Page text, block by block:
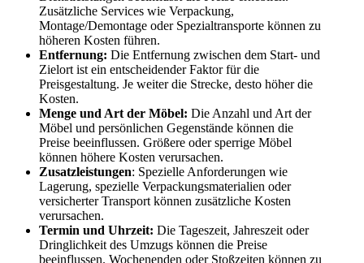
Zusätzliche Services wie Verpackung,
Montage/Demontage oder Spezialtransporte können zu
höheren Kosten führen.
Entfernung: Die Entfernung zwischen dem Start- und
Zielort ist ein entscheidender Faktor für die
Preisgestaltung. Je weiter die Strecke, desto höher die
Kosten.
Menge und Art der Möbel: Die Anzahl und Art der
Möbel und persönlichen Gegenstände können die
Preise beeinflussen. Größere oder sperrige Möbel
können höhere Kosten verursachen.
Zusatzleistungen: Spezielle Anforderungen wie
Lagerung, spezielle Verpackungsmaterialien oder
versicherter Transport können zusätzliche Kosten
verursachen.
Termin und Uhrzeit: Die Tageszeit, Jahreszeit oder
Dringlichkeit des Umzugs können die Preise
beeinflussen. Wochenenden oder Stoßzeiten können zu